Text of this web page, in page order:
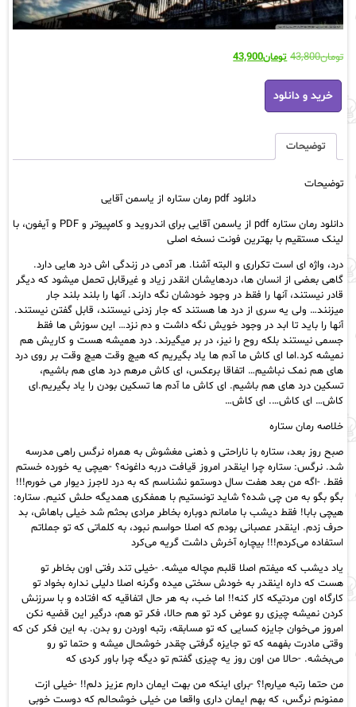
تومان43,800 قیمت
تومان43,800
بود.
تومان43,900قیمت
دانلود
pdf
رمان
یاسمن
عدد
خرید و دانلود
توضیحات
توضیحات
دانلود pdf رمان ستاره از یاسمن آقایی
دانلود رمان ستاره pdf از یاسمن آقایی برای اندروید و کامپیوتر و PDF و آیفون، با
لینک مستقیم با بهترین فونت نسخه اصلی
درد، واژه ای است تکراری و البته آشنا. هر آدمی در زندگی اش درد هایی دارد.
گاهی بعضی از انسان ها، دردهایشان انقدر زیاد و غیرقابل تحمل میشود که دیگر
قادر نیستند، آنها را فقط در وجود خودشان نگه دارند. آنها را بلند بلند جار
میزنند… ولی یه سری از درد ها هستند که جار زدنی نیستند، قابل گفتن نیستند.
آنها را باید تا ابد در وجود خویش نگه داشت و دم نزد… این سوزش ها فقط
جسمی نیستند بلکه روح را نیز، در بر میگیرند. درد همیشه هست و کاریش هم
نمیشه کرد.اما ای کاش ما آدم ها یاد بگیریم که هیچ وقت هیچ وقت بر روی درد
های هم نمک نباشیم… اتفاقا برعکس، ای کاش مرهم درد های هم باشیم،
تسکین درد های هم باشیم. ای کاش ما آدم ها تسکین بودن را یاد بگیریم.ای
کاش… ای کاش…. ای کاش…
خلاصه رمان ستاره
صبح روز بعد، ستاره با ناراحتی و ذهنی مغشوش به همراه نرگس راهی مدرسه
شد. نرگس: ستاره چرا اینقدر امروز قیافت دربه داغونه؟ -هیچی یه خورده خستم
فقط. -اگه من بعد هفت سال دوستمو نشناسم که به درد لاجرز دیوار می‌ خورم!!!
بگو بگو به من چی شده؟ شاید تونستیم با همفکری همدیگه حلش کنیم. ستاره:
هیچی بابا! فقط دیشب با مامانم دوباره بخاطر مرادی بحثم شد خیلی باهاش، بد
حرف زدم. اینقدر عصبانی بودم که اصلا حواسم نبود، به کلماتی که تو جملاتم
استفاده می‌کردم!!! بیچاره آخرش داشت گریه می‌کرد
یاد دیشب که میفتم اصلا قلبم مچاله میشه. -خیلی تند رفتی اون بخاطر تو
هست که داره اینقدر به خودش سختی میده وگرنه اصلا دلیلی نداره بخواد تو
کارگاه اون مردتیکه کار کنه!! اما خب، به هر حال اتفاقیه که افتاده و با سرزنش
کردن نمیشه چیزی رو عوض کرد تو هم حالا، فکر تو هم، درگیر این قضیه نکن
امروز می‌خوان جایزه کسایی که تو مسابقه، رتبه اوردن رو بدن. به این فکر کن که
وقتی مادرت بفهمه که تو جایزه گرفتی چقدر خوشحال میشه و حتما تو رو
می‌بخشه. -حالا من اون روز یه چیزی گفتم تو دیگه چرا باور کردی که
من حتما رتبه میارم!؟ -برای اینکه من بهت ایمان دارم عزیز دلم!! -خیلی ازت
ممنونم نرگس، که بهم ایمان داری واقعا من خیلی خوشحالم که دوست خوبی